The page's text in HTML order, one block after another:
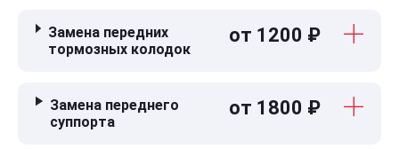
Замена передних
тормозных колодок
от 1200 ₽
Замена переднего
суппорта
от 1800 ₽